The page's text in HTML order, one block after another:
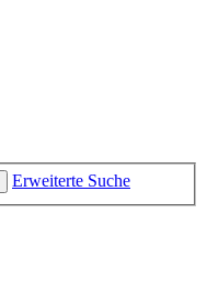
Erweiterte Suche